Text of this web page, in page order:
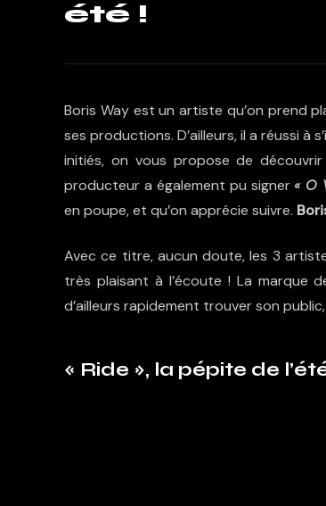
été !
Boris Way est un artiste qu’on prend
ses productions. D’ailleurs, il a réussi à
initiés, on vous propose de découvrir
producteur a également pu signer « O
en poupe, et qu’on apprécie suivre.
Avec ce titre, aucun doute, les 3
très plaisant à l’écoute ! La marque
d’ailleurs rapidement trouver son
« Ride », la pépite de